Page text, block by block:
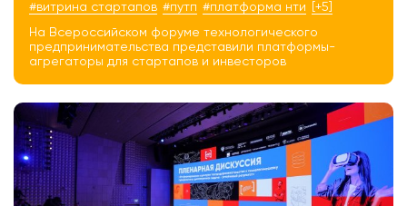
#витрина стартапов #путп #платформа нти
[+5]
На Всероссийском форуме технологического
предпринимательства представили платформы-
агрегаторы для стартапов и инвесторов